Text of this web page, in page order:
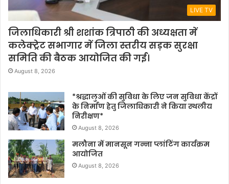
LIVE TV
जिलाधिकारी श्री शशांक त्रिपाठी की अध्यक्षता में
कलेक्ट्रेट सभागार में जिला स्तरीय सड़क सुरक्षा
समिति की बैठक आयोजित की गई।
August 8, 2026
*श्रद्धालुओं की सुविधा के लिए जन सुविधा केंद्रों
के निर्माण हेतु जिलाधिकारी ने किया स्थलीय
निरीक्षण*
August 8, 2026
मलौना में मानसून गन्ना प्लांटिंग कार्यक्रम
आयोजित
August 8, 2026